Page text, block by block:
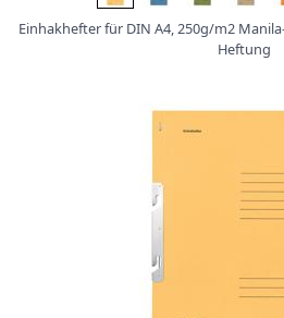
Einhakhefter für DIN A4, 250g/m2
Heftung